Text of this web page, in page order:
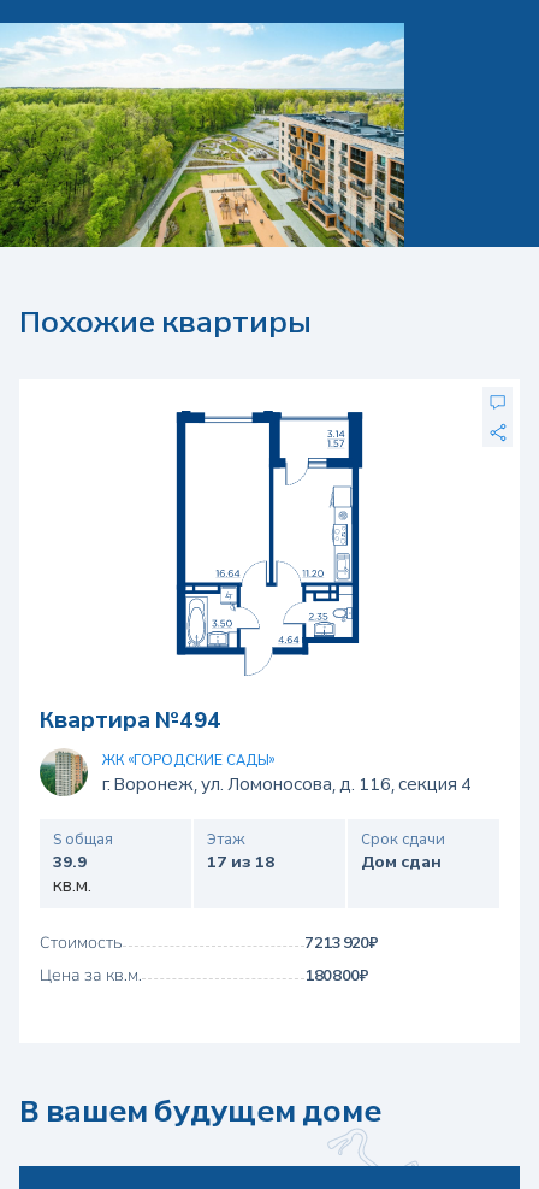
Похожие квартиры
Квартира №494
ЖК «ГОРОДСКИЕ САДЫ»
г. Воронеж, ул. Ломоносова, д. 116, секция 4
S общая
39.9
кв.м.
Этаж
17 из 18
Срок сдачи
Дом сдан
Стоимость
7 213 920 ₽
Цена за кв.м.
180 800 ₽
В вашем будущем доме